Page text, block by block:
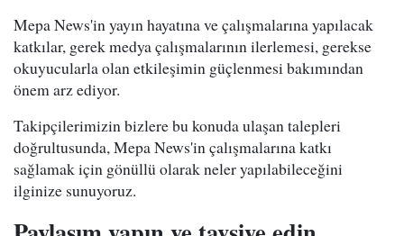
Mepa News'in yayın hayatına ve çalışmalarına yapılacak
katkılar, gerek medya çalışmalarının ilerlemesi, gerekse
okuyucularla olan etkileşimin güçlenmesi bakımından
önem arz ediyor.
Takipçilerimizin bizlere bu konuda ulaşan talepleri
doğrultusunda, Mepa News'in çalışmalarına katkı
sağlamak için gönüllü olarak neler yapılabileceğini
ilginize sunuyoruz.